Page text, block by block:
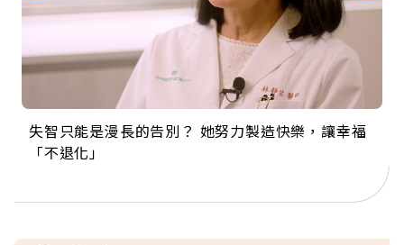
失智只能是漫長的告別？ 她努力製造快樂，讓幸福
「不退化」
來自剛果的巧克力神父 為台灣奉獻36年 「台灣是我
的家，我連作夢都講台語！」
63歲卸矽谷副總、搬回台灣找快樂！「蛋黃哥小
丑」走進安養院，逗樂上萬爺奶：退休後才開始真
104歲打破金氏世界紀錄 成為全球最年長羽球選
手，分享長壽的秘密原來是「這個」
事業巔峰他選擇追夢…黑手阿伯拉小提琴還登上小
巨蛋！連CNN都大讚！